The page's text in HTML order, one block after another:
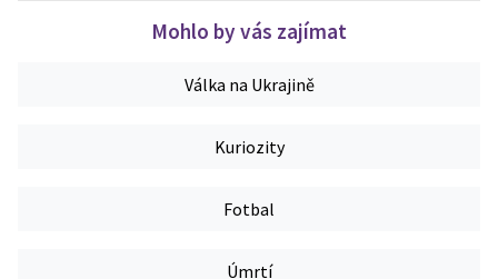
Mohlo by vás zajímat
Válka na Ukrajině
Kuriozity
Fotbal
Úmrtí